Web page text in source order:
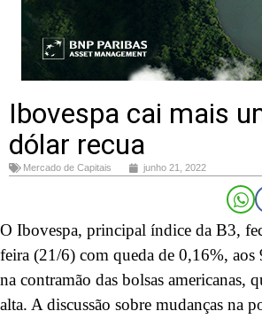
Ibovespa cai mais
dólar recua
Mercado de Capitais junho 21, 2022
O Ibovespa, principal índice da B3,
feira (21/6) com queda de 0,16%,
na contramão das bolsas americanas,
alta. A discussão sobre mudanças na